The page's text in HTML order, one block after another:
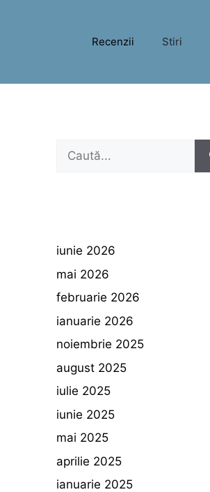
Recenzii Stiri
Caută
iunie 2026
mai 2026
februarie 2026
ianuarie 2026
noiembrie 2025
august 2025
iulie 2025
iunie 2025
mai 2025
aprilie 2025
ianuarie 2025